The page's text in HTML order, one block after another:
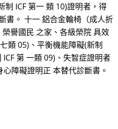
制 ICF 第一 類 10)證明者，得
書。 十一 鋁合金輪椅（成人折
譽國民 之家、各級榮院 具效
類 05)、平衡機能障礙(新制
第 一類 09)、失智症證明者
障礙證明正 本替代診斷書。